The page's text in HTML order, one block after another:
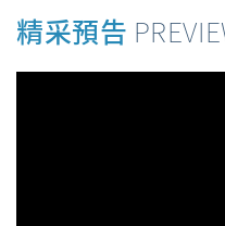
精采預告